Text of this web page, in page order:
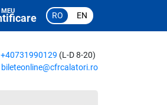
RO EN
+40731990129 (L-D 8-20)
bileteonline@cfrcalatori.ro